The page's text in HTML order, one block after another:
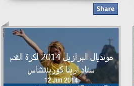
مونديال البرازيل 2014 لكرة القدم
ستاد ارينا كورينتشاس
12 Jun 2014